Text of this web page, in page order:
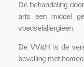
De behandeling
arts een middel
voedselallergieën.
De VV&H is de
bevalling met